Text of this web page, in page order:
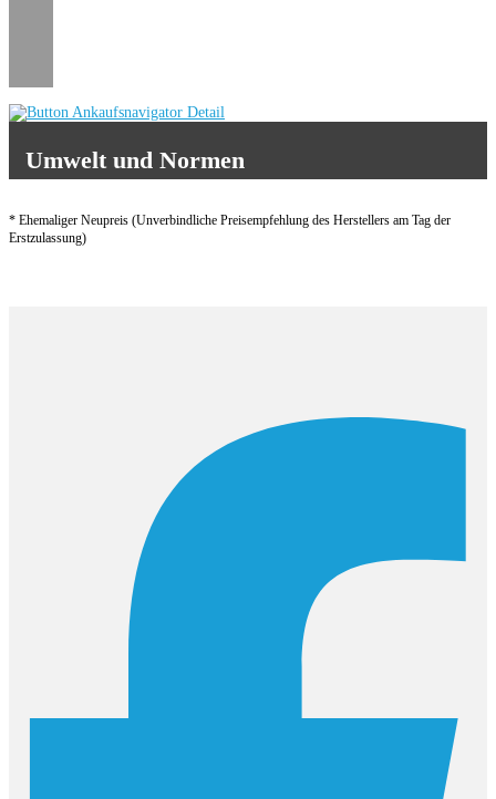
Umwelt und Normen
* Ehemaliger Neupreis (Unverbindliche Preisempfehlung des Herstellers am Tag der
Erstzulassung)